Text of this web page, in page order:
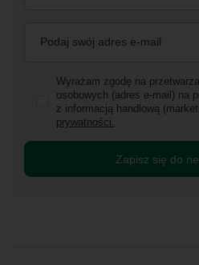
Podaj swój adres e-mail
Wyrażam zgodę na
osobowych (adres e-mail) na
z informacją handlową
prywatności.
Zapisz się do